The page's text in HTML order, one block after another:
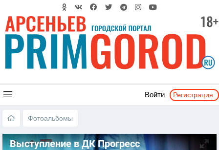
Войти Регистрация
Фотоальбомы
Выступление в ДК Прогресс